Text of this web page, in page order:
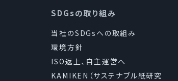
SDGsの取り組み
当社のSDGsへの取組み
環境方針
ISO返上、自主運営へ
KAMIKEN（サステナブル紙研究